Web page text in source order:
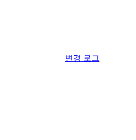
변경 로그